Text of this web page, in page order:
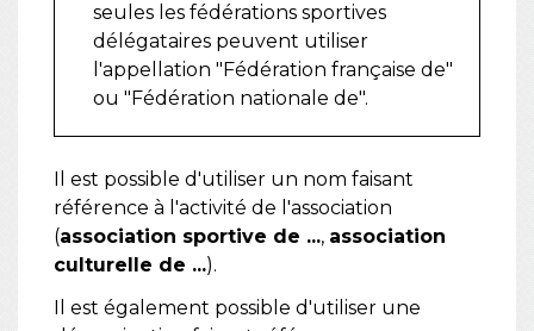
seules les fédérations sportives
délégataires peuvent utiliser
l'appellation "Fédération française de"
ou "Fédération nationale de".
Il est possible d'utiliser un nom faisant
référence à l'activité de l'association
(association sportive de ..., association
culturelle de ...).
Il est également possible d'utiliser une